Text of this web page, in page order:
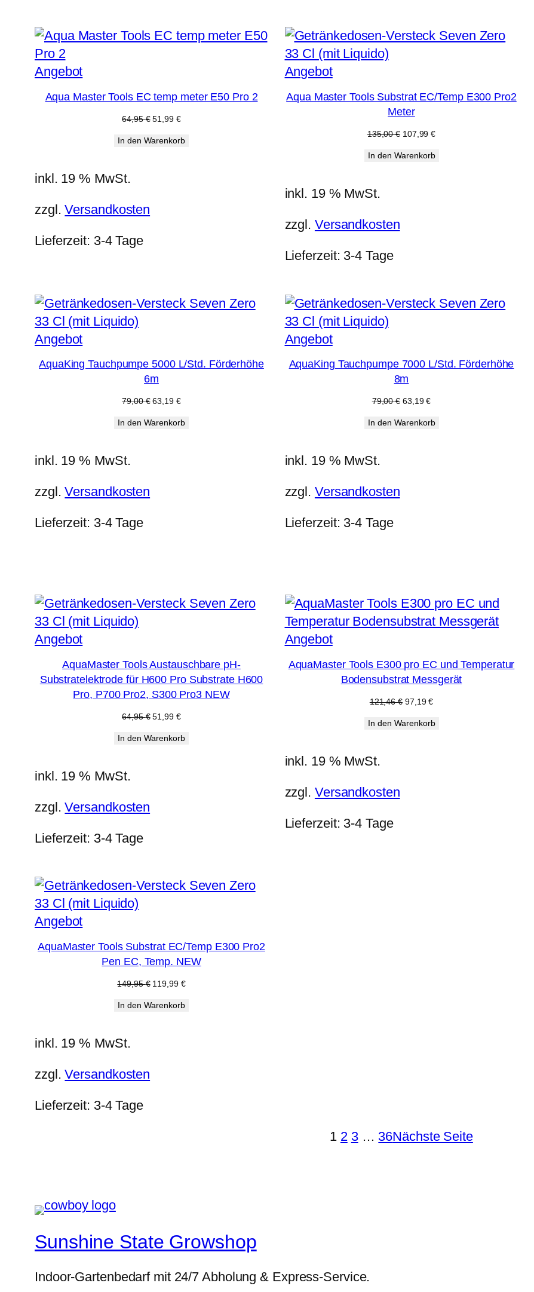
AngebotProdukt
Angebot
Aqua Master Tools EC temp meter E50 Pro 2
64,95€ Ursprünglicher
war:
51,99 €Aktueller
ist:
In den Warenkorb
inkl. 19 % MwSt.
zzgl.Versandkosten
Lieferzeit: 3-4 Tage
AngebotProdukt
Angebot
Aqua Master Tools Substrat EC/Temp E300 Pro2
Meter
135,00€ Ursprünglicher
war:
107,99€Aktueller
ist:
In den Warenkorb
inkl. 19 % MwSt.
zzgl. Versandkosten
Lieferzeit: 3-4 Tage
AngebotProdukt
Angebot
AquaKing Tauchpumpe 5000 L/Std. Förderhöhe
6m
79,00€ Ursprünglicher
war:
63,19 €Aktueller
ist:
In den Warenkorb
inkl. 19 % MwSt.
zzgl.Versandkosten
Lieferzeit: 3-4 Tage
AngebotProdukt
Angebot
AquaKing Tauchpumpe 7000 L/Std. Förderhöhe
8m
79,00€ Ursprünglicher
war:
63,19€Aktueller
ist:
In den Warenkorb
inkl. 19 % MwSt.
zzgl. Versandkosten
Lieferzeit: 3-4 Tage
AngebotProdukt
Angebot
AquaMaster Tools Austauschbare pH-
Substratelektrode für H600 Pro Substrate H600
Pro, P700 Pro2, S300 Pro3 NEW
64,95€ Ursprünglicher
war:
51,99 €Aktueller
ist:
In den Warenkorb
inkl. 19 % MwSt.
zzgl.Versandkosten
Lieferzeit: 3-4 Tage
AngebotProdukt
Angebot
AquaMaster Tools E300 pro EC und Temperatur
Bodensubstrat Messgerät
121,46€ Ursprünglicher
war:
97,19€Aktueller
ist:
In den Warenkorb
inkl. 19 % MwSt.
zzgl. Versandkosten
Lieferzeit: 3-4 Tage
AngebotProdukt
Angebot
AquaMaster Tools Substrat EC/Temp E300 Pro2
Pen EC, Temp. NEW
149,95€ Ursprünglicher
war:
119,99 €Aktueller
ist:
In den Warenkorb
inkl. 19 % MwSt.
zzgl.Versandkosten
Lieferzeit: 3-4 Tage
1 2 3 … 36Nächste Seite
Sunshine State Growshop
Indoor-Gartenbedarf mit 24/7 Abholung & Express-Service.